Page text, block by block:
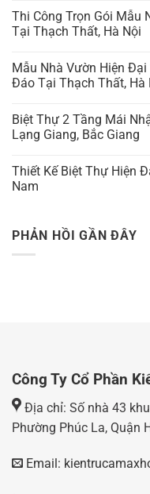
BY
Thi Công Trọn Gói Mẫu
Tại Thạch Thất, Hà Nội
Mẫu Nhà Vườn Hiện
Đáo Tại Thạch Thất, Hà
Biệt Thự 2 Tầng Mái
Lạng Giang, Bắc Giang
Thiết Kế Biệt Thự Hiện
Nam
PHẢN HỒI GẦN ĐÂY
Công Ty Cổ Phần
Địa chỉ: Số nhà 43
Phường Phúc La, Quận
Email: